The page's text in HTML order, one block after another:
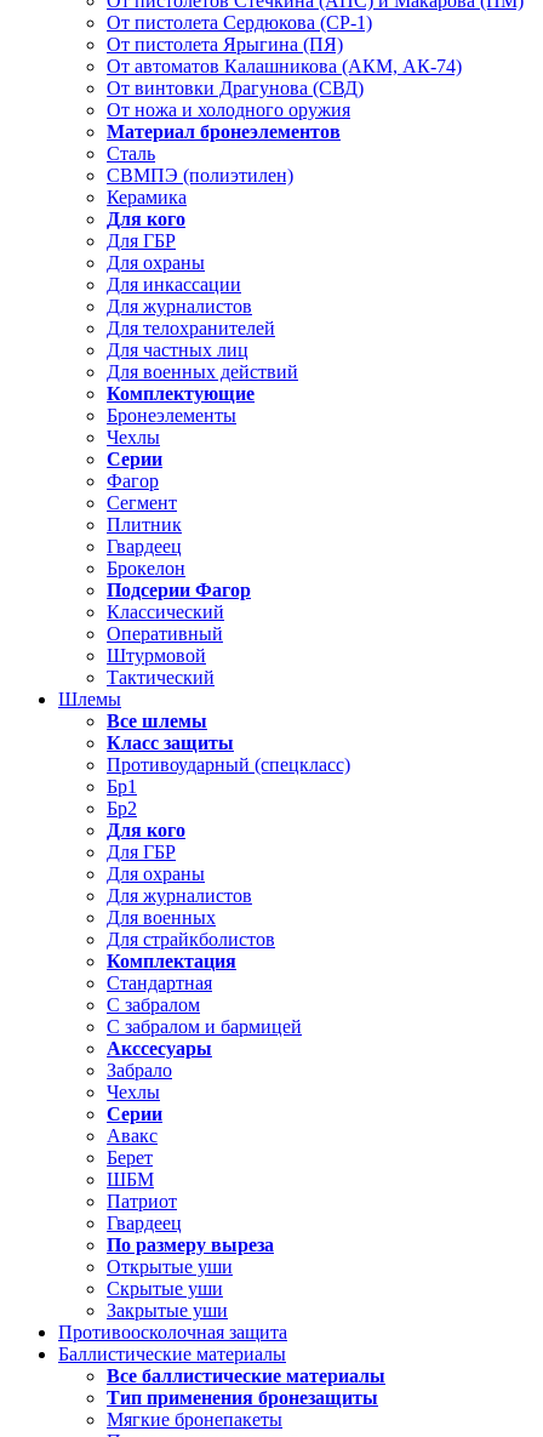
От пистолета Сердюкова (СР-1)
От пистолета Ярыгина (ПЯ)
От автоматов Калашникова (АКМ, АК-74)
От винтовки Драгунова (СВД)
От ножа и холодного оружия
Материал бронеэлементов
Сталь
СВМПЭ (полиэтилен)
Керамика
Для кого
Для ГБР
Для охраны
Для инкассации
Для журналистов
Для телохранителей
Для частных лиц
Для военных действий
Комплектующие
Бронеэлементы
Чехлы
Серии
Фагор
Сегмент
Плитник
Гвардеец
Брокелон
Подсерии Фагор
Классический
Оперативный
Штурмовой
Тактический
Шлемы
Все шлемы
Класс защиты
Противоударный (спецкласс)
Бр1
Бр2
Для кого
Для ГБР
Для охраны
Для журналистов
Для военных
Для страйкболистов
Комплектация
Стандартная
С забралом
С забралом и бармицей
Акссесуары
Забрало
Чехлы
Серии
Авакс
Берет
ШБМ
Патриот
Гвардеец
По размеру выреза
Открытые уши
Скрытые уши
Закрытые уши
Противоосколочная защита
Баллистические материалы
Все баллистические материалы
Тип применения бронезащиты
Мягкие бронепакеты